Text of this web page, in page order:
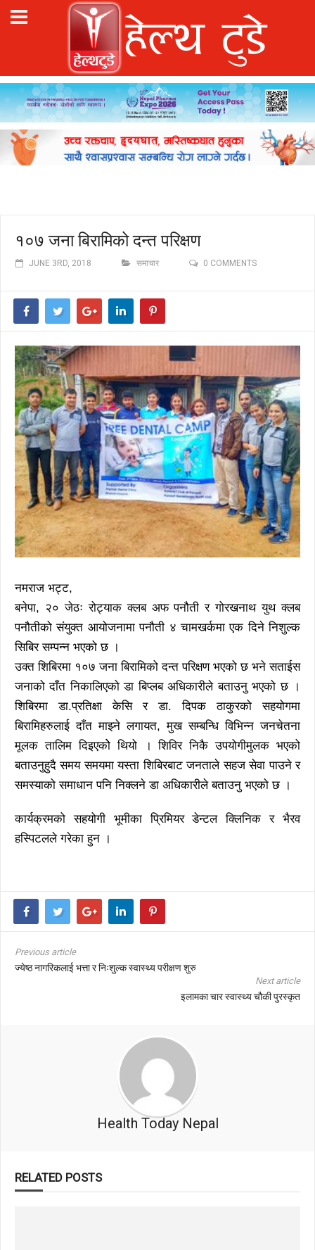
१०७ जना बिरामिको दन्त परिक्षण
JUNE 3RD, 2018 समाचार 0 COMMENTS
नमराज भट्ट,
बनेपा, २० जेठः रोट्याक क्लब अफ पनौती र गोरखनाथ युथ क्लब
पनौतीको संयुक्त आयोजनामा पनौती ४ चामखर्कमा एक दिने निशुल्क
सिबिर सम्पन्न भएको छ ।
उक्त शिबिरमा १०७ जना बिरामिको दन्त परिक्षण भएको छ भने सताईस
जनाको दाँत निकालिएको डा बिप्लब अधिकारीले बताउनु भएको छ ।
शिबिरमा डा.प्रतिक्षा केसि र डा. दिपक ठाकुरको सहयोगमा
बिरामिहरुलाई दाँत माझ्ने लगायत, मुख सम्बन्धि विभिन्न जनचेतना
मूलक तालिम दिइएकोे थियो । शिविर निकै उपयोगीमुलक भएको
बताउनुहुदै समय समयमा यस्ता शिबिरबाट जनताले सहज सेवा पाउने र
समस्याको समाधान पनि निक्लने डा अधिकारीले बताउनु भएको छ ।
कार्यक्रमको सहयोगी भूमीका प्रिमियर डेन्टल क्लिनिक र भैरव
हस्पिटलले गरेका हुन ।
Previous article
ज्येष्ठ नागरिकलाई भत्ता र निःशुल्क स्वास्थ्य परीक्षण शुरु
Next article
इलामका चार स्वास्थ्य चौकी पुरस्कृत
Health Today Nepal
RELATED POSTS